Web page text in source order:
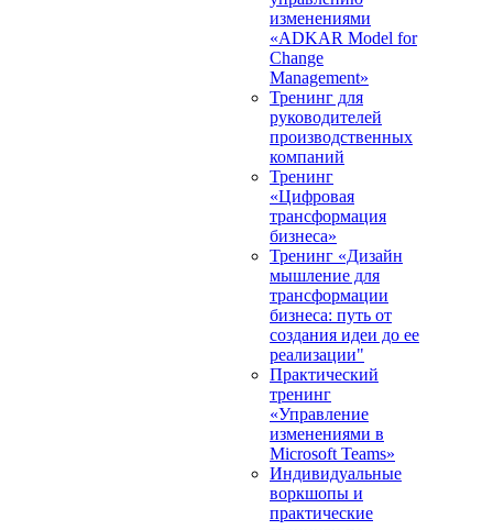
изменениями
«ADKAR Model for
Change
Management»
Тренинг для
руководителей
производственных
компаний
Тренинг
«Цифровая
трансформация
бизнеса»
Тренинг «Дизайн
мышление для
трансформации
бизнеса: путь от
создания идеи до ее
реализации"
Практический
тренинг
«Управление
изменениями в
Microsoft Teams»
Индивидуальные
воркшопы и
практические